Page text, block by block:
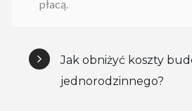
płacą.
Jak obniżyć koszty
jednorodzinnego?